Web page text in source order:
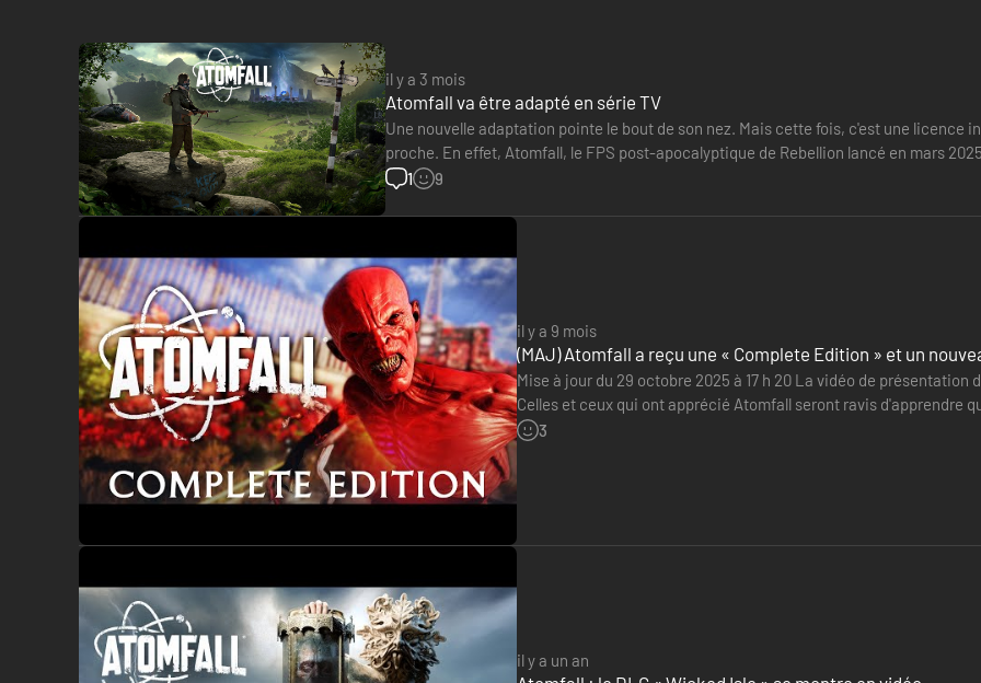
il y a 3 mois
Atomfall va être adapté en série TV
Une nouvelle adaptation pointe le bout de son nez. Mais cette fois, c'est une licence
proche. En effet, Atomfall, le FPS post-apocalyptique de Rebellion lancé en mars
production Two…
1 9
il y a 9 mois
(MAJ) Atomfall a reçu une « Complete Edition » et un
Mise à jour du 29 octobre 2025 à 17 h 20 La vidéo de
Celles et ceux qui ont apprécié Atomfall seront ravis d'apprendre
effectivement été déployée sur PlayStation, Xbox et…
3
il y a un an